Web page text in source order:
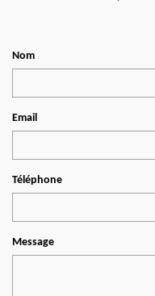
Nom
Email
Téléphone
Message